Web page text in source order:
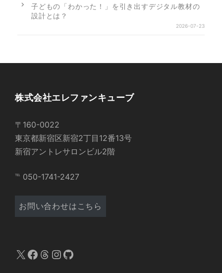
子どもの「わかった！」を引き出すデジタル教材の
設計とは？
2026-07-23
株式会社エレファンキューブ
〒160-0022
東京都新宿区新宿2丁目12番13号
新宿アントレサロンビル2階
℡ 050-1741-2427
お問い合わせはこちら
X Facebook Threads InstagramGitHub